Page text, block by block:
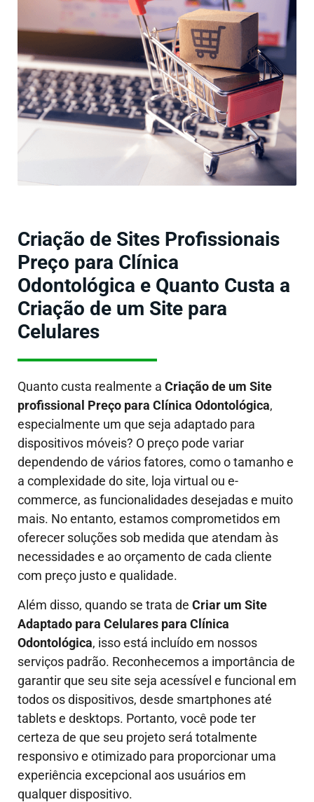
Criação de Sites Profissionais
Preço para Clínica
Odontológica e Quanto Custa a
Criação de um Site para
Celulares
Quanto custa realmente a Criação de um Site
profissional Preço para Clínica Odontológica,
especialmente um que seja adaptado para
dispositivos móveis? O preço pode variar
dependendo de vários fatores, como o tamanho e
a complexidade do site, loja virtual ou e-
commerce, as funcionalidades desejadas e muito
mais. No entanto, estamos comprometidos em
oferecer soluções sob medida que atendam às
necessidades e ao orçamento de cada cliente
com preço justo e qualidade.
Além disso, quando se trata de Criar um Site
Adaptado para Celulares para Clínica
Odontológica, isso está incluído em nossos
serviços padrão. Reconhecemos a importância de
garantir que seu site seja acessível e funcional em
todos os dispositivos, desde smartphones até
tablets e desktops. Portanto, você pode ter
certeza de que seu projeto será totalmente
responsivo e otimizado para proporcionar uma
experiência excepcional aos usuários em
qualquer dispositivo.